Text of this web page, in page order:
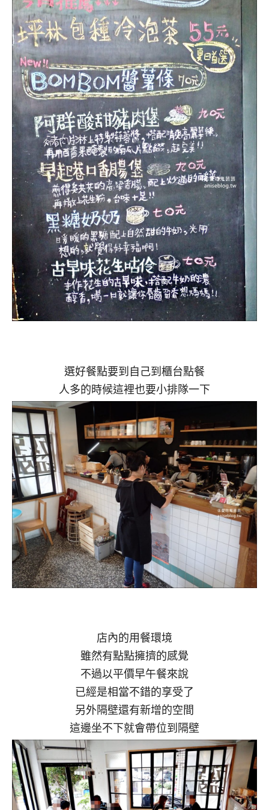
選好餐點要到自己到櫃台點餐
人多的時候這裡也要小排隊一下
店內的用餐環境
雖然有點點擁擠的感覺
不過以平價早午餐來說
已經是相當不錯的享受了
另外隔壁還有新增的空間
這邊坐不下就會帶位到隔壁